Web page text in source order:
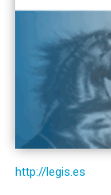
http://legis.es